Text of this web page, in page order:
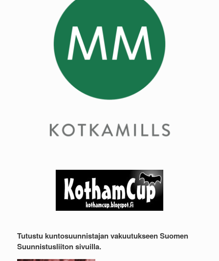
Tutustu kuntosuunnistajan vakuutukseen Suomen
Suunnistusliiton sivuilla.